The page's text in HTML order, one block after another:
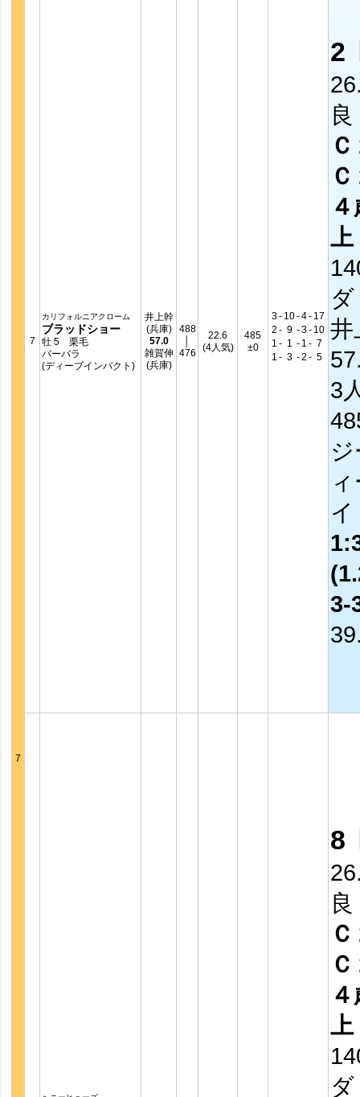
7
7
カリフォルニアクローム
ブラッドショー
牡 5 栗毛
バーバラ
(ディープインパクト)
井上幹
(兵庫)
57.0
雑賀伸
(兵庫)
488
476
22.6
(4人気)
485
±0
3- 10-4- 17
2 - 9 -3- 10
1 - 1 - 1 - 7
1 - 3 -2 - 5
2
良
上
3
3-
8
良
上